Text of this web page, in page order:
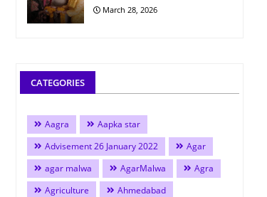
March 28, 2026
CATEGORIES
Aagra
Aapka star
Advisement 26 January 2022
Agar
agar malwa
AgarMalwa
Agra
Agriculture
Ahmedabad